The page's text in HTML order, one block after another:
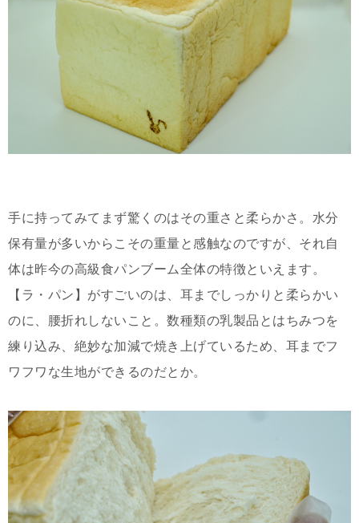
手に持ってみてまず驚くのはその重さと柔らかさ。水分
保有量が多いからこその重量と感触なのですが、それ自
体は昨今の高級食パンブーム全体の特徴といえます。
【ラ・パン】がすごいのは、耳までしっかりと柔らかい
のに、腰折れしないこと。数種類の乳製品とはちみつを
練り込み、絶妙な加減で焼き上げているため、耳までフ
ワフワな生地ができるのだとか。